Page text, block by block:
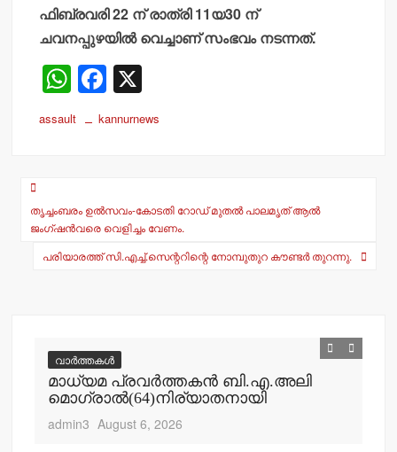
ഫിബ്രവരി 22 ന് രാത്രി 11യ30 ന്
ചവനപ്പുഴയില്‍ വെച്ചാണ് സംഭവം നടന്നത്.
W
h
at
p
p
F
a
c
o
o
assault kannurnews
Post
navigation
തൃച്ചംബരം ഉല്‍സവം-കോടതി റോഡ് മുതല്‍ പാലമൃത് ആല്‍
ജംഗ്ഷന്‍വരെ വെളിച്ചം വേണം.
പരിയാരത്ത് സി.എച്ച്.സെന്ററിന്റെ നോമ്പുതുറ കൗണ്ടര്‍ തുറന്നു.
വാർത്തകൾ
മാധ്യമ പ്രവര്‍ത്തകന്‍ ബി.എ.അലി
മൊഗ്രാല്‍(64)നിര്യാതനായി
admin3 August 6, 2026